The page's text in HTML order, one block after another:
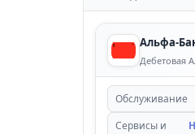
Альфа-
Обслуживание
Сервисы и